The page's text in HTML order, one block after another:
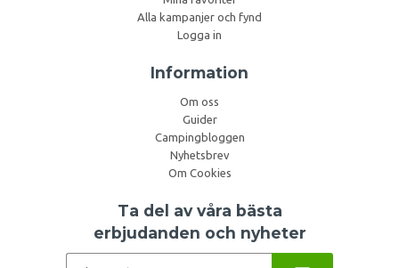
Alla kampanjer och fynd
Logga in
Information
Om oss
Guider
Campingbloggen
Nyhetsbrev
Om Cookies
Ta del av våra bästa
erbjudanden och nyheter